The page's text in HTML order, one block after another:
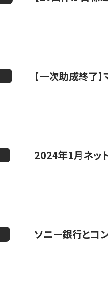
【一次助成終了
2024年1月ネッ
ソニー銀行とコ